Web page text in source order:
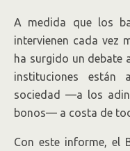
A medida que los
intervienen cada vez
ha surgido un debate
instituciones
sociedad —a los
bonos— a costa de
Con este informe, el